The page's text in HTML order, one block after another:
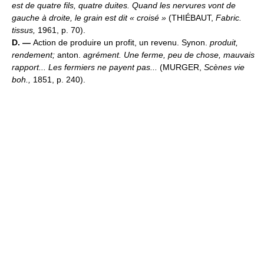
est de quatre fils, quatre duites. Quand les nervures vont de
gauche à droite, le grain est dit « croisé » (THIÉBAUT, Fabric.
tissus, 1961, p. 70).
D. — Action de produire un profit, un revenu. Synon. produit,
rendement; anton. agrément. Une ferme, peu de chose, mauvais
rapport... Les fermiers ne payent pas... (MURGER, Scènes vie
boh., 1851, p. 240).